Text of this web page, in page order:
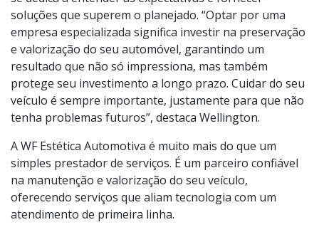
Além de sua expertise técnica, a WF Estética Automotiva
é conhecida pelo atendimento ao cliente, uma vez que
se dedica a entender as expectativas e fornecer
soluções que superem o planejado. “Optar por uma
empresa especializada significa investir na preservação
e valorização do seu automóvel, garantindo um
resultado que não só impressiona, mas também
protege seu investimento a longo prazo. Cuidar do seu
veículo é sempre importante, justamente para que não
tenha problemas futuros”, destaca Wellington.
A WF Estética Automotiva é muito mais do que um
simples prestador de serviços. É um parceiro confiável
na manutenção e valorização do seu veículo,